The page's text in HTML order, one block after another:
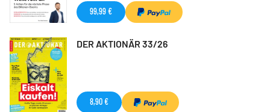
99,99 €
DER AKTIONÄR 33/26
8,90 €